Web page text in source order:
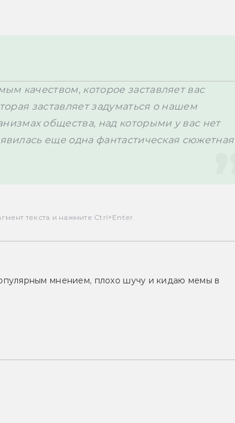
качеством, которое заставляет вас
заставляет задуматься о нашем
общества, над которыми у вас нет
еще одна фантастическая сюжетная
текста и нажмите Ctrl+Enter.
мнением, плохо шучу и кидаю мемы в